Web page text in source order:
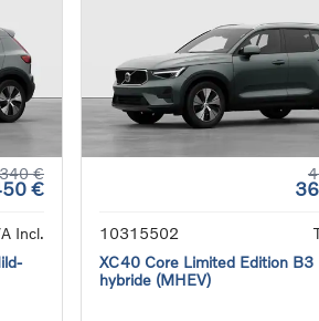
€
€
Incl.
10315502
XC40 Core Limited Edition B3
hybride (MHEV)